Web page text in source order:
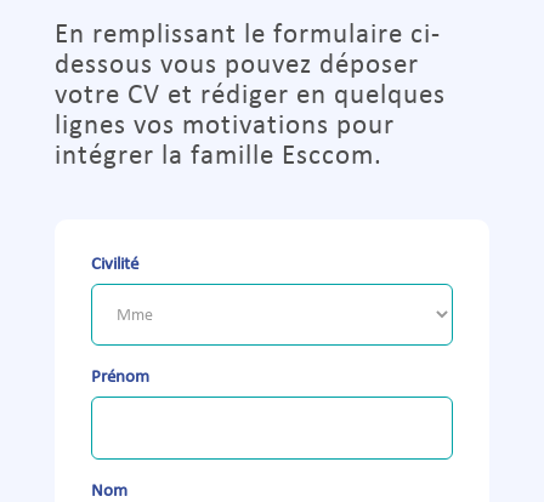
En remplissant le formulaire ci-
dessous vous pouvez déposer
votre CV et rédiger en quelques
lignes vos motivations pour
intégrer la famille Esccom.
Civilité
Prénom
Nom